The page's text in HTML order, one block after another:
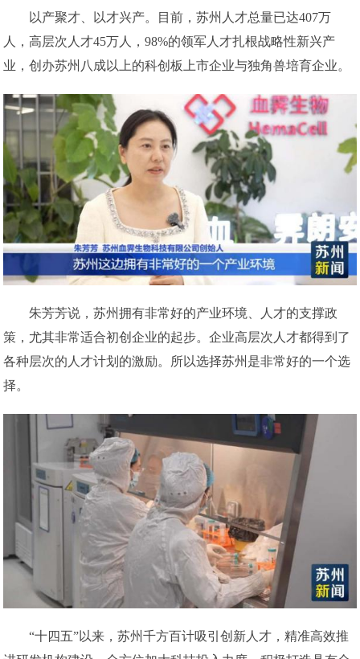
以产聚才、以才兴产。目前，苏州人才总量已达407万
人，高层次人才45万人，98%的领军人才扎根战略性新兴产
业，创办苏州八成以上的科创板上市企业与独角兽培育企业。
朱芳芳说，苏州拥有非常好的产业环境、人才的支撑政
策，尤其非常适合初创企业的起步。企业高层次人才都得到了
各种层次的人才计划的激励。所以选择苏州是非常好的一个选
择。
“十四五”以来，苏州千方百计吸引创新人才，精准高效推